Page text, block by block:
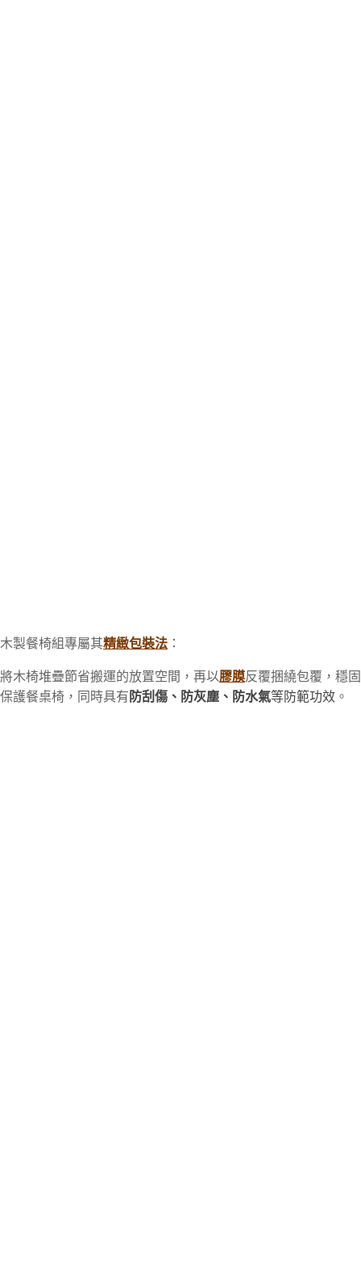
木製餐椅組專屬其精緻包裝法 ：
將木椅堆疊節省搬運的放置空間，再以膠膜反覆捆繞包覆，穩固
保護餐桌椅，同時具有 防刮傷、防灰塵、防水氣等防範功效 。